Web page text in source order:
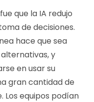
que la IA redujo
de decisiones.
hace que sea
y
en usar su
gran cantidad de
Los equipos podían